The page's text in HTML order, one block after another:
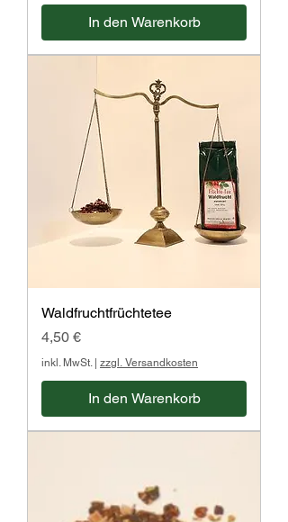
In den Warenkorb
Waldfruchtfrüchtetee
Preis
4,50 €
inkl. MwSt. | zzgl. Versandkosten
In den Warenkorb